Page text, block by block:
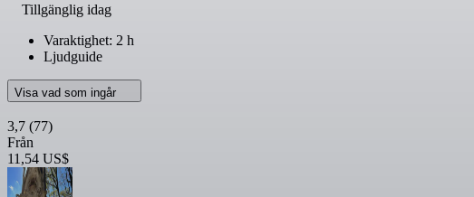
Tillgänglig idag
Varaktighet: 2 h
Ljudguide
Visa vad som ingår
3,7 (77)
Från
11,54 US$